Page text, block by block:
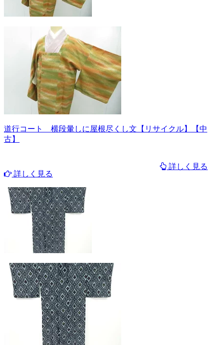
道行コート 横段暈しに屋根尽くし文【リサイクル】【中
古】
詳しく見る
詳しく見る